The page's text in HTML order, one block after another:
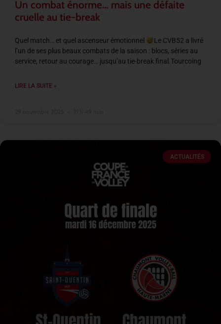
Un combat énorme… mais une défaite
cruelle au tie-break
Quel match… et quel ascenseur émotionnel
Le CVB52 a livré
l’un de ses plus beaux combats de la saison : blocs, séries au
service, retour au courage… jusqu’au tie-break final.Tourcoing
LIRE LA SUITE »
ACTUALITÉS